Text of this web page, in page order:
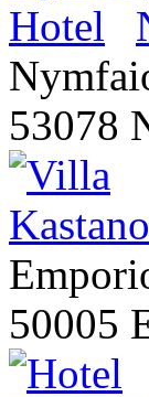
53078
50005